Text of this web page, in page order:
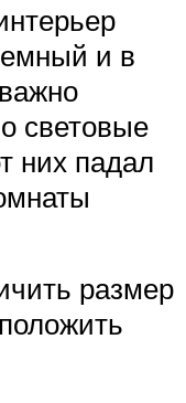
и в
световые
них падал
размер